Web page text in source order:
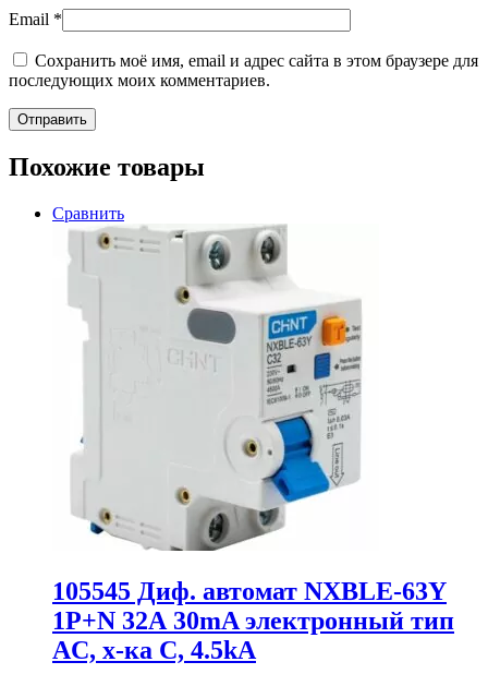
Email *
Сохранить моё имя, email и адрес сайта в этом браузере для
последующих моих комментариев.
Похожие товары
Сравнить
105545 Диф. автомат NXBLE-63Y
1P+N 32А 30mA электронный тип
AС, х-ка С, 4.5kA